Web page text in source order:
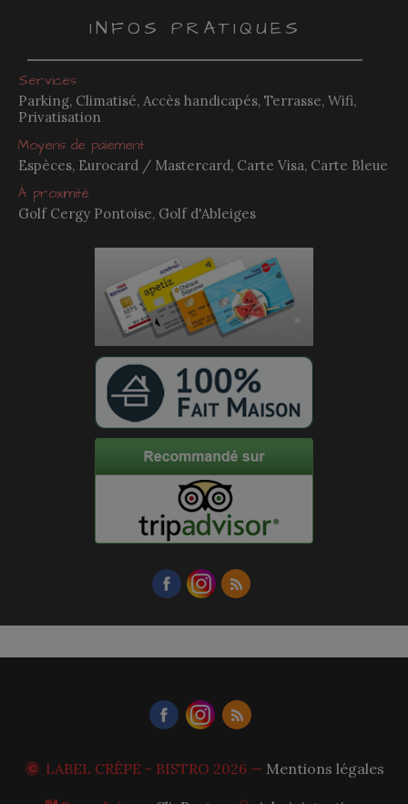
INFOS PRATIQUES
Services
Parking, Climatisé, Accès handicapés, Terrasse, Wifi,
Privatisation
Moyens de paiement
Espèces, Eurocard / Mastercard, Carte Visa, Carte Bleue
À proximité
Golf Cergy Pontoise, Golf d'Ableiges
LABEL CRÊPE - BISTRO 2026 — Mentions légales